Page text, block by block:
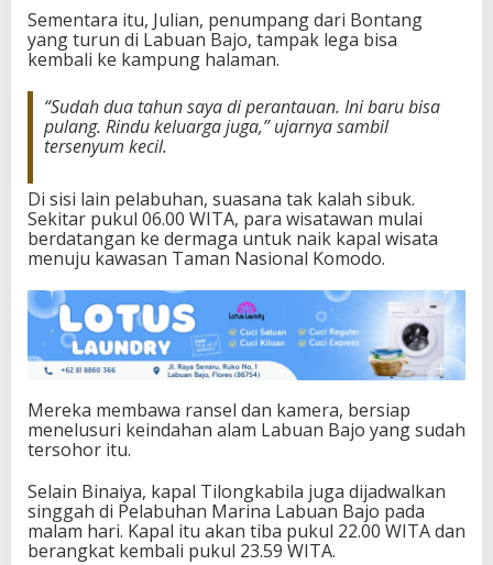
Sementara itu, Julian, penumpang dari Bontang
yang turun di Labuan Bajo, tampak lega bisa
kembali ke kampung halaman.
“Sudah dua tahun saya di perantauan. Ini baru bisa
pulang. Rindu keluarga juga,” ujarnya sambil
tersenyum kecil.
Di sisi lain pelabuhan, suasana tak kalah sibuk.
Sekitar pukul 06.00 WITA, para wisatawan mulai
berdatangan ke dermaga untuk naik kapal wisata
menuju kawasan Taman Nasional Komodo.
Mereka membawa ransel dan kamera, bersiap
menelusuri keindahan alam Labuan Bajo yang sudah
tersohor itu.
Selain Binaiya, kapal Tilongkabila juga dijadwalkan
singgah di Pelabuhan Marina Labuan Bajo pada
malam hari. Kapal itu akan tiba pukul 22.00 WITA dan
berangkat kembali pukul 23.59 WITA.